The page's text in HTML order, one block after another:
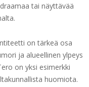
tai näyttävää
on tärkeä osa
ja alueellinen ylpeys
on yksi esimerkki
huomiota.